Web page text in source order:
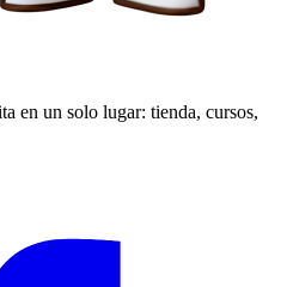
en un solo lugar: tienda, cursos,